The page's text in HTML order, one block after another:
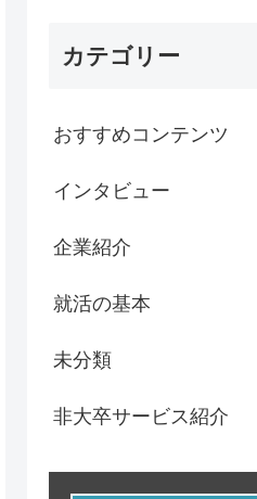
カテゴリー
おすすめコンテンツ
インタビュー
企業紹介
就活の基本
未分類
非大卒サービス紹介